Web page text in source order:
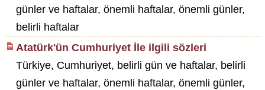
günler ve haftalar, önemli haftalar, önemli günler,
belirli haftalar
Atatürk'ün Cumhuriyet İle ilgili sözleri
Türkiye, Cumhuriyet, belirli gün ve haftalar, belirli
günler ve haftalar, önemli haftalar, önemli günler,